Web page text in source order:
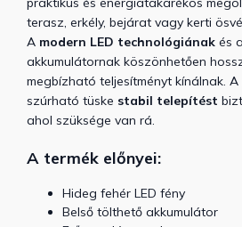
terasz, erkély, bejárat vagy kerti
A modern LED technológiának és
akkumulátornak köszönhetően
megbízható teljesítményt kínálnak. A
szúrható tüske stabil telepítést
ahol szüksége van rá.
A termék előnyei:
Hideg fehér LED fény
Belső tölthető akkumulátor